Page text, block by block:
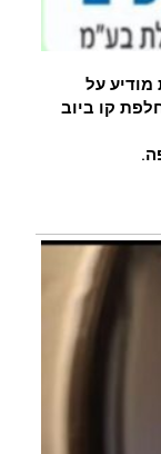
מודיע על
קו ביוב